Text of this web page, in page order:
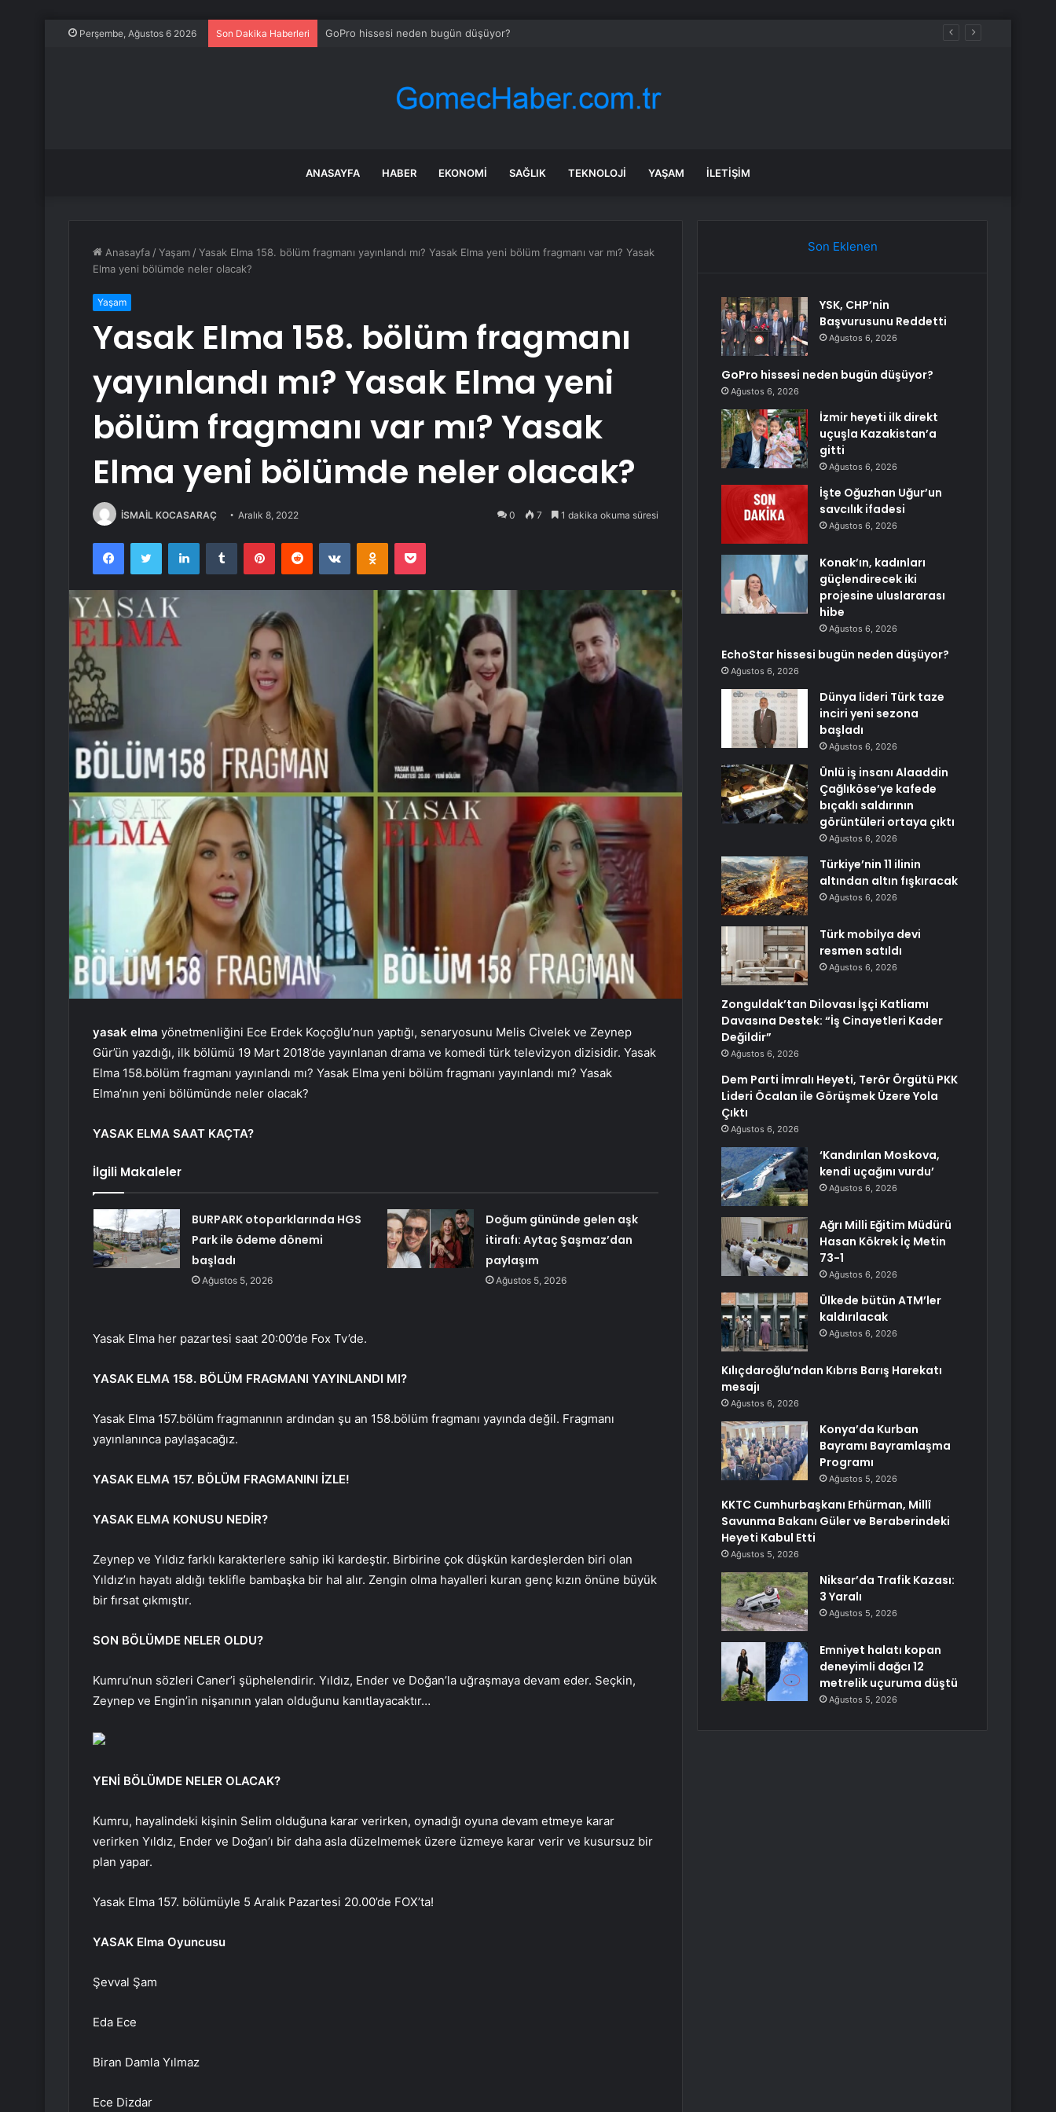
Perşembe, Ağustos 6 2026 Son Dakika Haberleri GoPro hissesi neden bugün düşüyor?
ANASAYFA HABER EKONOMI SAĞLIK TEKNOLOJI YAŞAM İLETIŞIM
Anasayfa /Yaşam /Yasak Elma 158. bölüm fragmanı yayınlandı mı? Yasak Elma yeni bölüm fragmanı var mı? Yasak
Elma yeni bölümde neler olacak?
Yaşam
Yasak Elma 158. bölüm fragmanı
yayınlandı mı? Yasak Elma yeni
bölüm fragmanı var mı? Yasak
Elma yeni bölümde neler olacak?
İSMAİL KOCASARAÇ Aralık 8, 2022 0 7 1 dakika okuma süresi
FacebookTwitter LinkedInTumblr PinterestReddit VKontakteOdnoklassniki
Pocket
yasak elma yönetmenliğini Ece Erdek Koçoğlu’nun yaptığı, senaryosunu Melis Civelek ve Zeynep
Gür’ün yazdığı, ilk bölümü 19 Mart 2018’de yayınlanan drama ve komedi türk televizyon dizisidir. Yasak
Elma 158.bölüm fragmanı yayınlandı mı? Yasak Elma yeni bölüm fragmanı yayınlandı mı? Yasak
Elma’nın yeni bölümünde neler olacak?
YASAK ELMA SAAT KAÇTA?
İlgili Makaleler
BURPARK otoparklarında HGS
Park ile ödeme dönemi
başladı
Ağustos 5, 2026
Doğum gününde gelen aşk
itirafı: Aytaç Şaşmaz’dan
paylaşım
Ağustos 5, 2026
Yasak Elma her pazartesi saat 20:00’de Fox Tv’de.
YASAK ELMA 158. BÖLÜM FRAGMANI YAYINLANDI MI?
Yasak Elma 157.bölüm fragmanının ardından şu an 158.bölüm fragmanı yayında değil. Fragmanı
yayınlanınca paylaşacağız.
YASAK ELMA 157. BÖLÜM FRAGMANINI İZLE!
YASAK ELMA KONUSU NEDİR?
Zeynep ve Yıldız farklı karakterlere sahip iki kardeştir. Birbirine çok düşkün kardeşlerden biri olan
Yıldız’ın hayatı aldığı teklifle bambaşka bir hal alır. Zengin olma hayalleri kuran genç kızın önüne büyük
bir fırsat çıkmıştır.
SON BÖLÜMDE NELER OLDU?
Kumru’nun sözleri Caner’i şüphelendirir. Yıldız, Ender ve Doğan’la uğraşmaya devam eder. Seçkin,
Zeynep ve Engin’in nişanının yalan olduğunu kanıtlayacaktır…
YENİ BÖLÜMDE NELER OLACAK?
Kumru, hayalindeki kişinin Selim olduğuna karar verirken, oynadığı oyuna devam etmeye karar
verirken Yıldız, Ender ve Doğan’ı bir daha asla düzelmemek üzere üzmeye karar verir ve kusursuz bir
plan yapar.
Yasak Elma 157. bölümüyle 5 Aralık Pazartesi 20.00’de FOX’ta!
YASAK Elma Oyuncusu
Şevval Şam
Eda Ece
Biran Damla Yılmaz
Ece Dizdar
Son Eklenen
YSK, CHP’nin
Başvurusunu Reddetti
Ağustos 6, 2026
GoPro hissesi neden bugün düşüyor?
Ağustos 6, 2026
İzmir heyeti ilk direkt
uçuşla Kazakistan’a
gitti
Ağustos 6, 2026
İşte Oğuzhan Uğur’un
savcılık ifadesi
Ağustos 6, 2026
Konak’ın, kadınları
güçlendirecek iki
projesine uluslararası
hibe
Ağustos 6, 2026
EchoStar hissesi bugün neden düşüyor?
Ağustos 6, 2026
Dünya lideri Türk taze
inciri yeni sezona
başladı
Ağustos 6, 2026
Ünlü iş insanı Alaaddin
Çağlıköse’ye kafede
bıçaklı saldırının
görüntüleri ortaya çıktı
Ağustos 6, 2026
Türkiye’nin 11 ilinin
altından altın fışkıracak
Ağustos 6, 2026
Türk mobilya devi
resmen satıldı
Ağustos 6, 2026
Zonguldak’tan Dilovası İşçi Katliamı
Davasına Destek: “İş Cinayetleri Kader
Değildir”
Ağustos 6, 2026
Dem Parti İmralı Heyeti, Terör Örgütü PKK
Lideri Öcalan ile Görüşmek Üzere Yola
Çıktı
Ağustos 6, 2026
‘Kandırılan Moskova,
kendi uçağını vurdu’
Ağustos 6, 2026
Ağrı Milli Eğitim Müdürü
Hasan Kökrek İç Metin
73-1
Ağustos 6, 2026
Ülkede bütün ATM’ler
kaldırılacak
Ağustos 6, 2026
Kılıçdaroğlu’ndan Kıbrıs Barış Harekatı
mesajı
Ağustos 6, 2026
Konya’da Kurban
Bayramı Bayramlaşma
Programı
Ağustos 5, 2026
KKTC Cumhurbaşkanı Erhürman, Millî
Savunma Bakanı Güler ve Beraberindeki
Heyeti Kabul Etti
Ağustos 5, 2026
Niksar’da Trafik Kazası:
3 Yaralı
Ağustos 5, 2026
Emniyet halatı kopan
deneyimli dağcı 12
metrelik uçuruma düştü
Ağustos 5, 2026